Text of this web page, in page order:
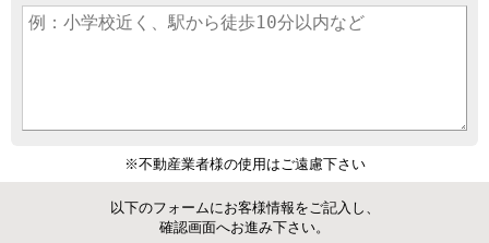
※不動産業者様の使用はご遠慮下さい
以下のフォームにお客様情報をご記入し、
確認画面へお進み下さい。